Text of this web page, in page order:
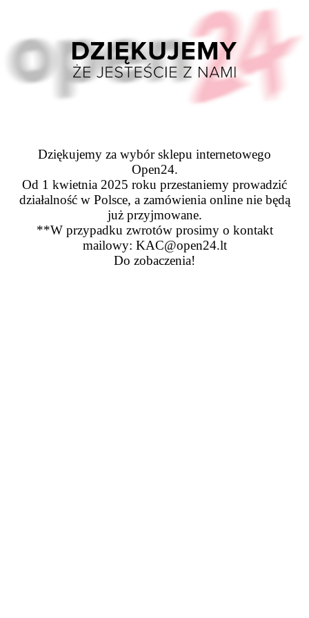
Dziękujemy za wybór sklepu internetowego
Open24.
Od 1 kwietnia 2025 roku przestaniemy prowadzić
działalność w Polsce, a zamówienia online nie będą
już przyjmowane.
**W przypadku zwrotów prosimy o kontakt
mailowy: KAC@open24.lt
Do zobaczenia!